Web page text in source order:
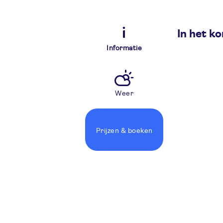
Informatie
Weer
Prijzen & boeken
In het